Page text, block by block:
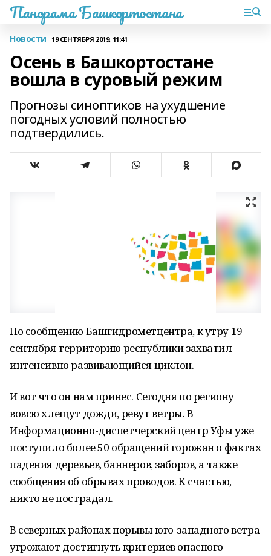
Панорама Башкортостана
Новости 19 СЕНТЯБРЯ 2019, 11:41
Осень в Башкортостане
вошла в суровый режим
Прогнозы синоптиков на ухудшение
погодных условий полностью
подтвердились.
По сообщению Башгидрометцентра, к утру 19
сентября территорию республики захватил
интенсивно развивающийся циклон.
И вот что он нам принес. Сегодня по региону
вовсю хлещут дожди, ревут ветры. В
Информационно-диспетчерский центр Уфы уже
поступило более 50 обращений горожан о фактах
падения деревьев, баннеров, заборов, а также
сообщения об обрывах проводов. К счастью,
никто не пострадал.
В северных районах порывы юго-западного ветра
угрожают достигнуть критериев опасного